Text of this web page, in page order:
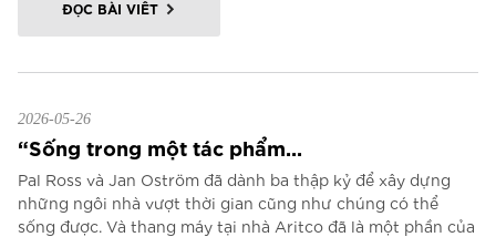
ĐỌC BÀI VIẾT
2026-05-26
“Sống trong một tác phẩm...
Pal Ross và Jan Oström đã dành ba thập kỷ để xây dựng
những ngôi nhà vượt thời gian cũng như chúng có thể
sống được. Và thang máy tại nhà Aritco đã là một phần của